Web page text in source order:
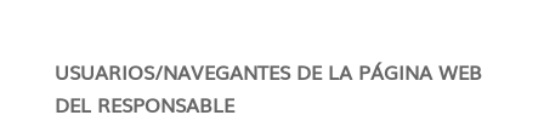
USUARIOS/NAVEGANTES DE LA PÁGINA WEB
DEL RESPONSABLE